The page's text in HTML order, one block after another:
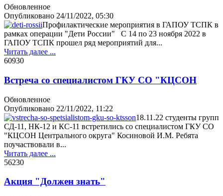
Обновленное
Опубликовано 24/11/2022, 05:30
Профилактические мероприятия в ГАПОУ ТСПК в
рамках операции "Дети России" С 14 по 23 ноября 2022 в
ГАПОУ ТСПК прошел ряд мероприятий для...
Читать далее ...
60930
Встреча со специалистом ГКУ СО "КЦСОН
Обновленное
Опубликовано 22/11/2022, 11:22
18.11.22 студенты групп
СД-11, НК-12 и КС-11 встретились со специалистом ГКУ СО
"КЦСОН Центрального округа" Косиновой И.М. Ребята
поучаствовали в...
Читать далее ...
56230
Акция "Должен знать"